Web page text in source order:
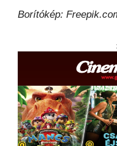
Borítókép: